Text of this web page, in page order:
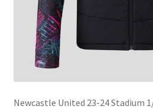
Newcastle United 23-24 Stadium